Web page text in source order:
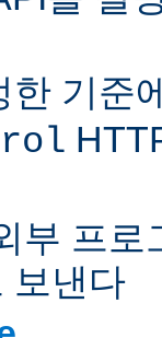
한 기준
부 프로
보낸다